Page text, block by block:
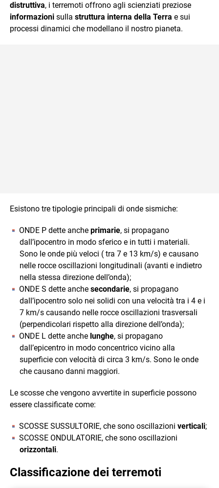
distruttiva, i terremoti offrono agli scienziati preziose
informazioni sulla struttura interna della Terra e sui
processi dinamici che modellano il nostro pianeta.
Esistono tre tipologie principali di onde sismiche:
ONDE P dette anche primarie, si propagano
dall’ipocentro in modo sferico e in tutti i materiali.
Sono le onde più veloci ( tra 7 e 13 km/s) e causano
nelle rocce oscillazioni longitudinali (avanti e indietro
nella stessa direzione dell’onda);
ONDE S dette anche secondarie, si propagano
dall’ipocentro solo nei solidi con una velocità tra i 4 e i
7 km/s causando nelle rocce oscillazioni trasversali
(perpendicolari rispetto alla direzione dell’onda);
ONDE L dette anche lunghe, si propagano
dall’epicentro in modo concentrico vicino alla
superficie con velocità di circa 3 km/s. Sono le onde
che causano danni maggiori.
Le scosse che vengono avvertite in superficie possono
essere classificate come:
SCOSSE SUSSULTORIE, che sono oscillazioni verticali;
SCOSSE ONDULATORIE, che sono oscillazioni
orizzontali.
Classificazione dei terremoti